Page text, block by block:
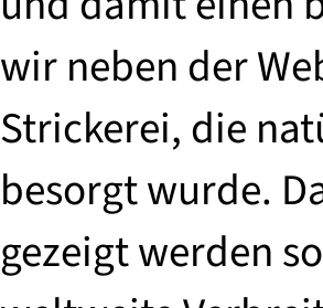
wir neben der
Strickerei, die
besorgt wurde.
gezeigt werden